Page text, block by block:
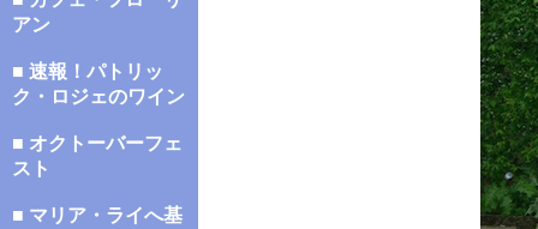
アン
■ 速報！パトリッ
ク・ロジェのワイン
■ オクトーバーフェ
スト
■ マリア・ライへ基